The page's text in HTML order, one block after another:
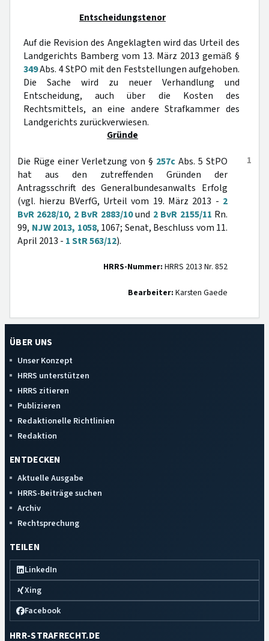
Entscheidungstenor
Auf die Revision des Angeklagten wird das Urteil des
Landgerichts Bamberg vom 13. März 2013 gemäß §
349Abs. 4 StPO mit den Feststellungen aufgehoben.
Die Sache wird zu neuer Verhandlung und
Entscheidung, auch über die Kosten des
Rechtsmittels, an eine andere Strafkammer des
Landgerichts zurückverwiesen.
Gründe
1
Die Rüge einer Verletzung von § 257c Abs. 5 StPO
hat aus den zutreffenden Gründen der
Antragsschrift des Generalbundesanwalts Erfolg
(vgl. hierzu BVerfG, Urteil vom 19. März 2013 - 2
BvR 2628/10, 2 BvR 2883/10und 2 BvR 2155/11 Rn.
99, NJW 2013, 1058, 1067; Senat, Beschluss vom 11.
April 2013 - 1 StR 563/12).
HRRS-Nummer: HRRS 2013 Nr. 852
Bearbeiter: Karsten Gaede
ÜBER UNS
Unser Konzept
HRRS unterstützen
HRRS zitieren
Publizieren
Redaktionelle Richtlinien
Redaktion
ENTDECKEN
Aktuelle Ausgabe
HRRS-Beiträge suchen
Archiv
Rechtsprechung
TEILEN
LinkedIn
Xing
Facebook
HRR-STRAFRECHT.DE